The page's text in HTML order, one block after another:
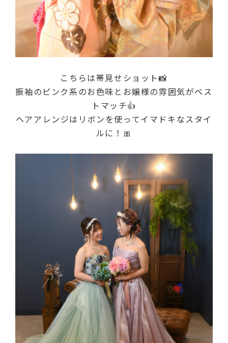
こちらは帯見せショット📸
振袖のピンク系のお色味とお嬢様の雰囲気がベス
トマッチ👍
ヘアアレンジはリボンを使ってイマドキなスタイ
ルに！🎀